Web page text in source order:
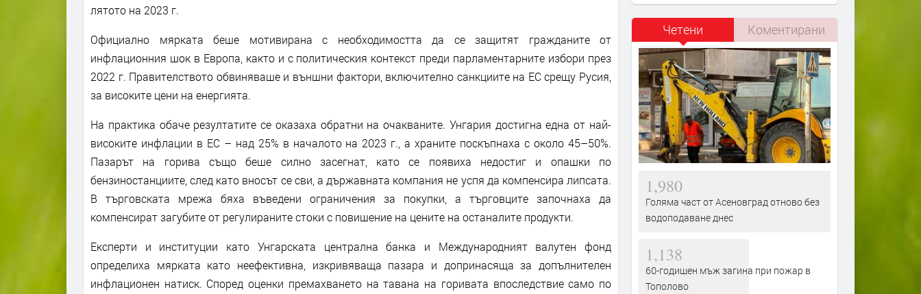
лятото на 2023 г.
Официално мярката беше мотивирана с необходимостта да се защитят гражданите от
инфлационния шок в Европа, както и с политическия контекст преди парламентарните избори през
2022 г. Правителството обвиняваше и външни фактори, включително санкциите на ЕС срещу Русия,
за високите цени на енергията.
На практика обаче резултатите се оказаха обратни на очакваните. Унгария достигна една от най-
високите инфлации в ЕС – над 25% в началото на 2023 г., а храните поскъпнаха с около 45–50%.
Пазарът на горива също беше силно засегнат, като се появиха недостиг и опашки по
бензиностанциите, след като вносът се сви, а държавната компания не успя да компенсира липсата.
В търговската мрежа бяха въведени ограничения за покупки, а търговците започнаха да
компенсират загубите от регулираните стоки с повишение на цените на останалите продукти.
Експерти и институции като Унгарската централна банка и Международният валутен фонд
определиха мярката като неефективна, изкривяваща пазара и допринасяща за допълнителен
инфлационен натиск. Според оценки премахването на тавана на горивата впоследствие само по
Четени Коментирани
1,980
Голяма част от Асеновград отново без
водоподаване днес
1,138
60-годишен мъж загина при пожар в
Тополово